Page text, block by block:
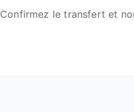
Confirmez le transfert et